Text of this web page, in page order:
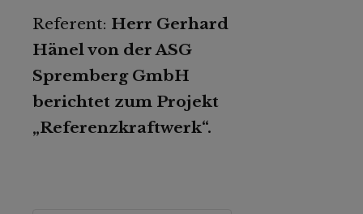
Referent: Herr Gerhard
Hänel von der ASG
Spremberg GmbH
berichtet zum Projekt
„Referenzkraftwerk“.